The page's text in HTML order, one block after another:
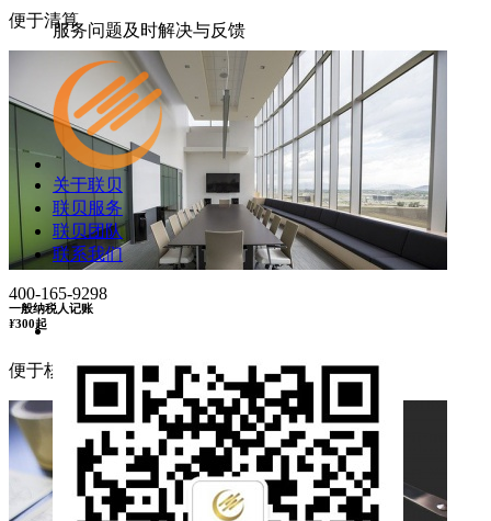
便于清算
一般纳税人记账
¥300起
便于核定
服务问题及时解决与反馈
关于联贝
联贝服务
联贝团队
联系我们
400-165-9298